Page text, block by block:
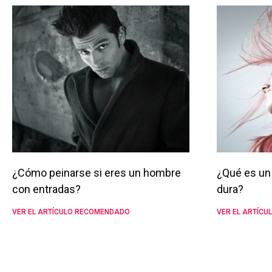
¿Cómo peinarse si eres un hombre
con entradas?
VER EL ARTÍCULO RECOMENDADO
¿Qué es
dura?
VER EL